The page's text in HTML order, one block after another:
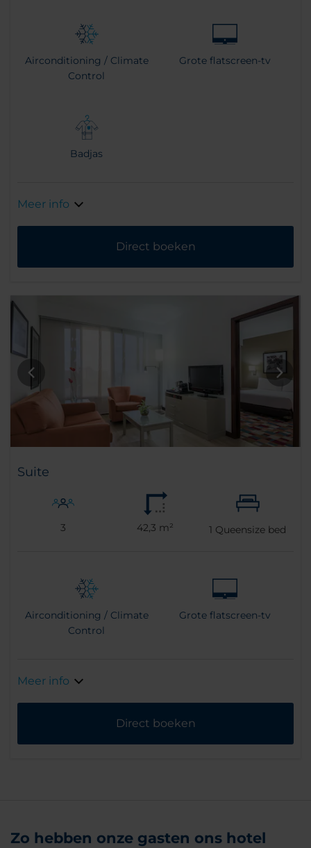
Airconditioning / Climate
Control
Grote flatscreen-tv
Badjas
Meer info
Direct boeken
Suite
3 42,3 m² 1 Queensize bed
Airconditioning / Climate
Control
Grote flatscreen-tv
Meer info
Direct boeken
Zo hebben onze gasten ons hotel